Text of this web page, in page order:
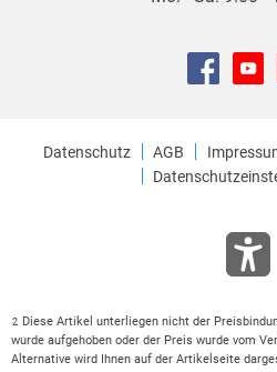
Datenschutz AGB
2 Diese Artikel unterliegen nicht der
wurde aufgehoben oder der Preis wurde vom
Alternative wird Ihnen auf der Artikelseite